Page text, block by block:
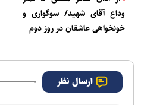
وداع آقای شهید/ سوگواری و
خونخواهی عاشقان در روز دوم
ارسال نظر